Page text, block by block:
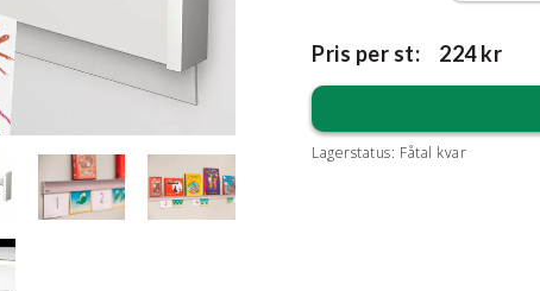
Pris per st: 224 kr
Lagerstatus: Fåtal kvar